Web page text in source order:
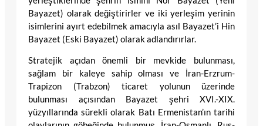
Bayazet) olarak değiştirirler ve iki yerleşim yerinin
isimlerini ayırt edebilmek amacıyla asıl Bayazet’i Hin
Bayazet (Eski Bayazet) olarak adlandırırlar.
Stratejik açıdan önemli bir mevkide bulunması,
sağlam bir kaleye sahip olması ve İran-Erzrum-
Trapizon (Trabzon) ticaret yolunun üzerinde
bulunması açısından Bayazet şehri XVI.-XIX.
yüzyıllarında sürekli olarak Batı Ermenistan’ın tarihi